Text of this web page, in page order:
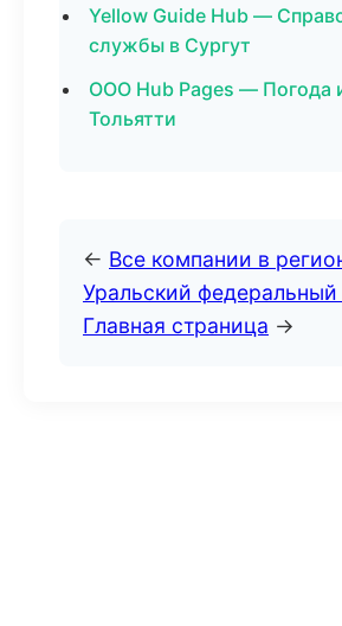
Yellow Guide Hub —
службы в Сургут
ООО Hub Pages — Погода
Тольятти
← Все компании в
Уральский федеральный
Главная страница →